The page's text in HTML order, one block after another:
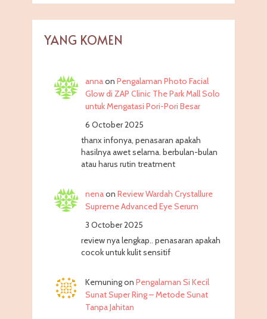
YANG KOMEN
annaon Pengalaman Photo Facial
Glow di ZAP Clinic The Park Mall Solo
untuk Mengatasi Pori-Pori Besar
6 October 2025
thanx infonya, penasaran apakah
hasilnya awet selama. berbulan-bulan
atau harus rutin treatment
nenaon Review Wardah Crystallure
Supreme Advanced Eye Serum
3 October 2025
review nya lengkap.. penasaran apakah
cocok untuk kulit sensitif
Kemuningon Pengalaman Si Kecil
Sunat Super Ring – Metode Sunat
Tanpa Jahitan